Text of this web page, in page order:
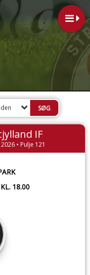
IF
• Pulje 121
KL. 18.00